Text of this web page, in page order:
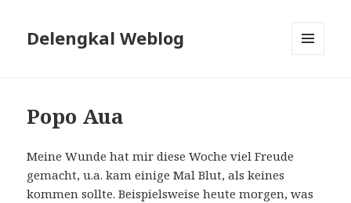
Delengkal Weblog
Popo Aua
Meine Wunde hat mir diese Woche viel Freude
gemacht, u.a. kam einige Mal Blut, als keines
kommen sollte. Beispielsweise heute morgen, was